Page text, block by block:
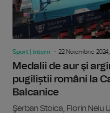
Sport | intern 22 Noiembrie 2024,
Medalii de aur şi
pugiliștii români la
Balcanice
Şerban Stoica, Florin Nelu